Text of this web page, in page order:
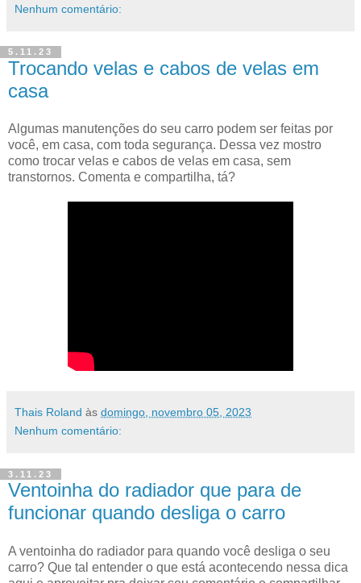
Nenhum comentário:
5.11.23
Trocando velas e cabos de velas em
casa
Algumas manutenções do seu carro podem ser feitas por
você, em casa, com toda segurança. Dessa vez mostro
como trocar velas e cabos de velas em casa, sem
transtornos. Comenta e compartilha, tá?
Thais Roland às domingo, novembro 05, 2023
Nenhum comentário:
3.11.23
Ventoinha do radiador que para de
funcionar quando desliga o carro
A ventoinha do radiador para quando você desliga o seu
carro? Que tal entender o que está acontecendo nessa dica